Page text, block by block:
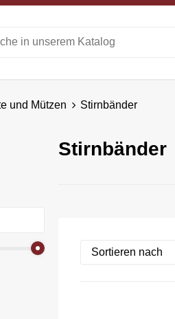
und Mützen Stirnbänder
Stirnbänder